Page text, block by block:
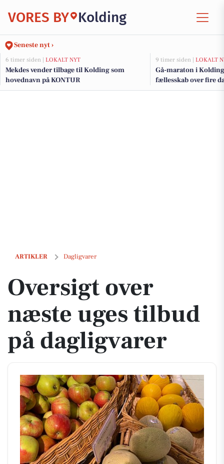
VORES BY Kolding
Seneste nyt ›
6 timer siden | LOKALT NYT
Mekdes vender tilbage til Kolding som
hovednavn på KONTUR
9 timer siden | LOKALT
Gå-maraton i
fællesskab over fire
ARTIKLER Dagligvarer
Oversigt over næste uges tilbud på dagligvarer
Oversigt over
næste uges tilbud
på dagligvarer